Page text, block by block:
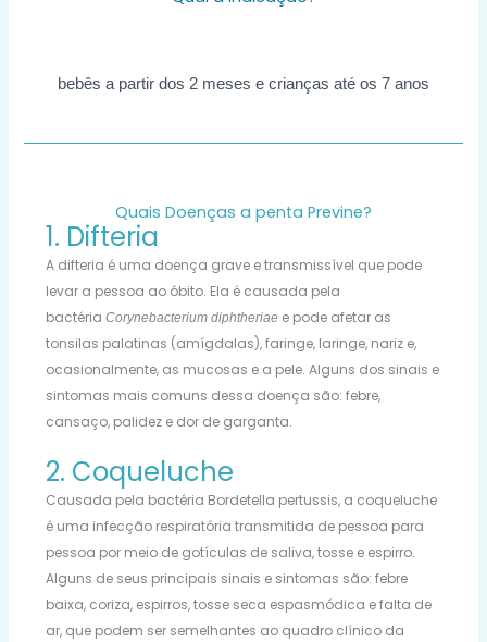
bebês a partir dos 2 meses e crianças até os 7 anos
Quais Doenças a penta Previne?
1. Difteria
A difteria é uma doença grave e transmissível que pode
levar a pessoa ao óbito. Ela é causada pela
bactériaCorynebacterium diphtheriae e pode afetar as
tonsilas palatinas (amígdalas), faringe, laringe, nariz e,
ocasionalmente, as mucosas e a pele. Alguns dos sinais e
sintomas mais comuns dessa doença são: febre,
cansaço, palidez e dor de garganta.
2. Coqueluche
Causada pela bactéria Bordetella pertussis, a coqueluche
é uma infecção respiratória transmitida de pessoa para
pessoa por meio de gotículas de saliva, tosse e espirro.
Alguns de seus principais sinais e sintomas são: febre
baixa, coriza, espirros, tosse seca espasmódica e falta de
ar, que podem ser semelhantes ao quadro clínico da